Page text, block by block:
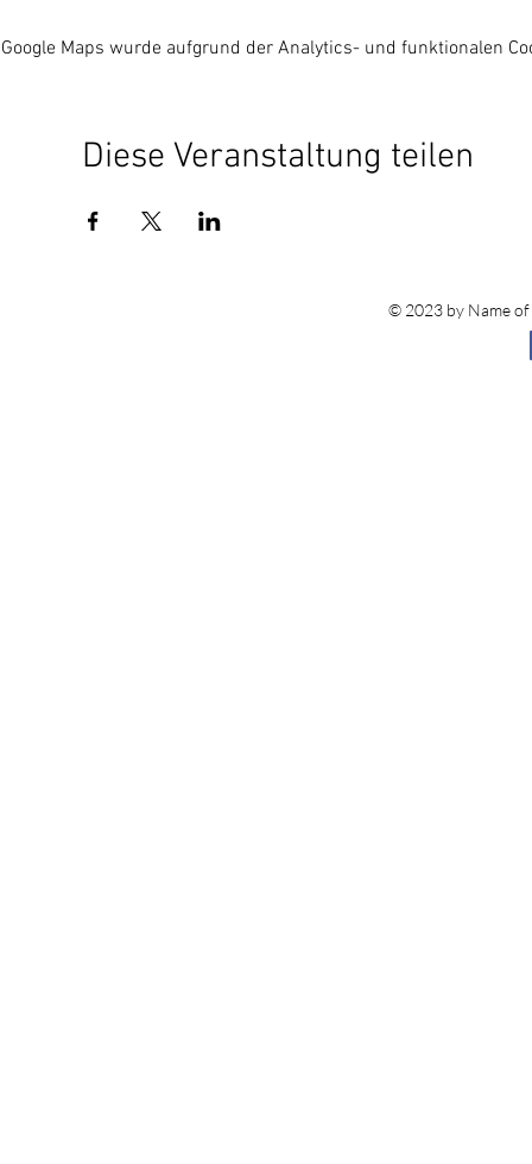
Google Maps wurde aufgrund der Analytics- und funktionalen
Diese Veranstaltung teilen
© 2023 by Name